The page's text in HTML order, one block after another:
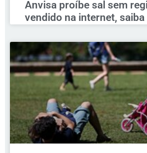
Anvisa proíbe sal sem
vendido na internet, saiba